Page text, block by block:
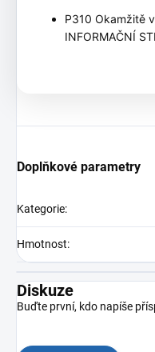
P310 Okamžitě
INFORMAČNÍ
Doplňkové parametry
Kategorie:
Hmotnost:
Diskuze
Buďte první, kdo napíše